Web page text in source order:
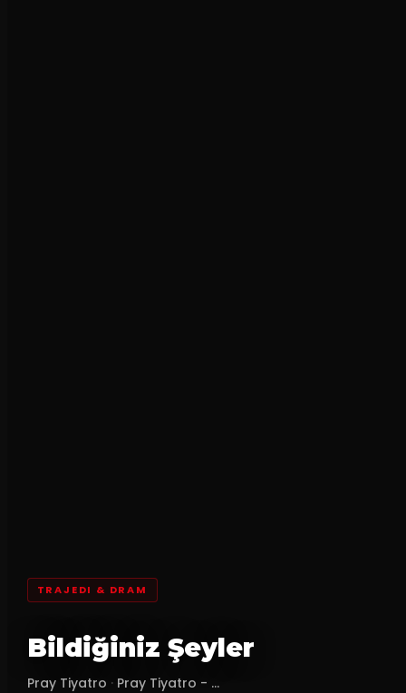
TRAJEDI & DRAM
Bildiğiniz Şeyler
Pray Tiyatro · Pray Tiyatro - ...